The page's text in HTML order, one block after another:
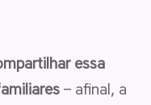
essa
– afinal, a